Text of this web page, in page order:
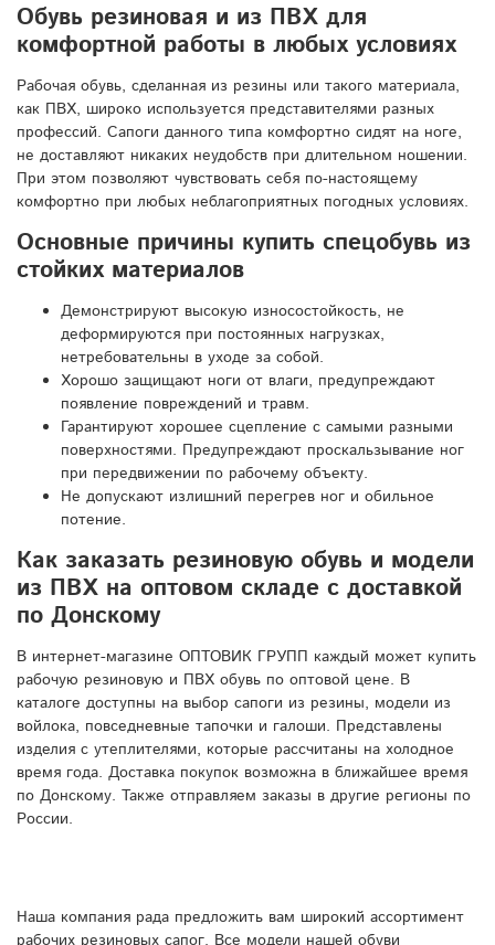
Обувь резиновая и из ПВХ для
комфортной работы в любых условиях
Рабочая обувь, сделанная из резины или такого материала,
как ПВХ, широко используется представителями разных
профессий. Сапоги данного типа комфортно сидят на ноге,
не доставляют никаких неудобств при длительном ношении.
При этом позволяют чувствовать себя по-настоящему
комфортно при любых неблагоприятных погодных условиях.
Основные причины купить спецобувь из
стойких материалов
Демонстрируют высокую износостойкость, не
деформируются при постоянных нагрузках,
нетребовательны в уходе за собой.
Хорошо защищают ноги от влаги, предупреждают
появление повреждений и травм.
Гарантируют хорошее сцепление с самыми разными
поверхностями. Предупреждают проскальзывание ног
при передвижении по рабочему объекту.
Не допускают излишний перегрев ног и обильное
потение.
Как заказать резиновую обувь и модели
из ПВХ на оптовом складе с доставкой
по Донскому
В интернет-магазине ОПТОВИК ГРУПП каждый может купить
рабочую резиновую и ПВХ обувь по оптовой цене. В
каталоге доступны на выбор сапоги из резины, модели из
войлока, повседневные тапочки и галоши. Представлены
изделия с утеплителями, которые рассчитаны на холодное
время года. Доставка покупок возможна в ближайшее время
по Донскому. Также отправляем заказы в другие регионы по
России.
Наша компания рада предложить вам широкий ассортимент
рабочих резиновых сапог. Все модели нашей обуви